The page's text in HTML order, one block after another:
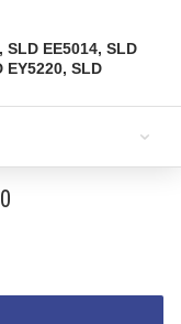
SLD EE5014, SLD
EY5220, SLD